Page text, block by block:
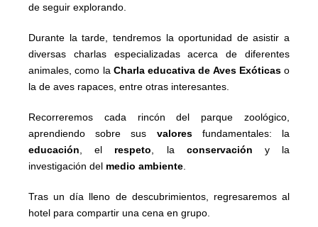
de seguir explorando.
Durante la tarde, tendremos la oportunidad de asistir a
diversas charlas especializadas acerca de diferentes
animales, como la Charla educativa de Aves Exóticaso
la de aves rapaces, entre otras interesantes.
Recorreremos cada rincón del parque zoológico,
aprendiendo sobre sus valoresfundamentales: la
educación , el respeto , la conservación y la
investigación del medio ambiente
Tras un día lleno de descubrimientos, regresaremos al
hotel para compartir una cena en grupo.